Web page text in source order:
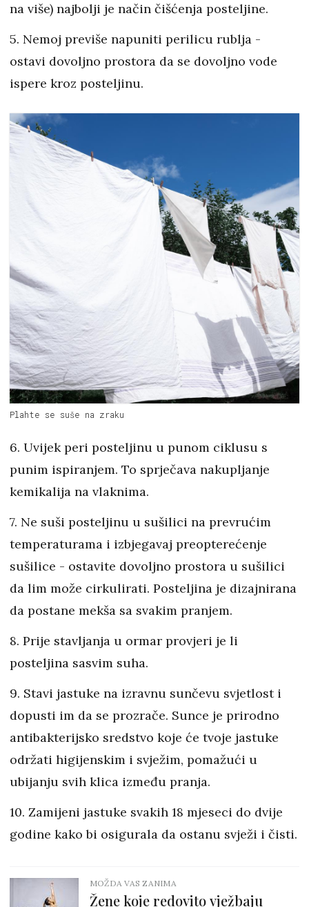
na više) najbolji je način čišćenja posteljine.
5. Nemoj previše napuniti perilicu rublja -
ostavi dovoljno prostora da se dovoljno vode
ispere kroz posteljinu.
Plahte se suše na zraku
6. Uvijek peri posteljinu u punom ciklusu s
punim ispiranjem. To sprječava nakupljanje
kemikalija na vlaknima.
7. Ne suši posteljinu u sušilici na prevrućim
temperaturama i izbjegavaj preopterećenje
sušilice - ostavite dovoljno prostora u sušilici
da lim može cirkulirati. Posteljina je dizajnirana
da postane mekša sa svakim pranjem.
8. Prije stavljanja u ormar provjeri je li
posteljina sasvim suha.
9. Stavi jastuke na izravnu sunčevu svjetlost i
dopusti im da se prozrače. Sunce je prirodno
antibakterijsko sredstvo koje će tvoje jastuke
održati higijenskim i svježim, pomažući u
ubijanju svih klica između pranja.
10. Zamijeni jastuke svakih 18 mjeseci do dvije
godine kako bi osigurala da ostanu svježi i čisti.
MOŽDA VAS ZANIMA
Žene koje redovito vježbaju